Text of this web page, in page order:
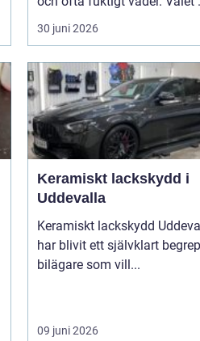
30 juni 2026
Keramiskt lackskydd i
Uddevalla
Keramiskt lackskydd
har blivit ett självklart
bilägare som vill...
09 juni 2026